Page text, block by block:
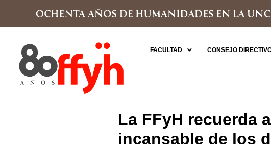
FACULTAD CONSEJO
La FFyH recuerda
incansable de los